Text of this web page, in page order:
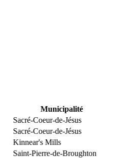
Municipalité
Sacré-Coeur-de-Jésus
Sacré-Coeur-de-Jésus
Kinnear's Mills
Saint-Pierre-de-Broughton